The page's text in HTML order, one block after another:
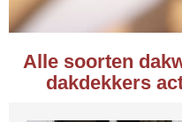
Alle soorten
dakdekkers